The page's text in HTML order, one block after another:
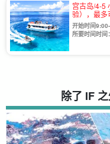
宫古岛/4-5
验），最
开始时间
*根据航班情
所要时间时间
除了 IF